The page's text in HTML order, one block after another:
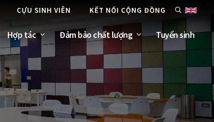
CỰU SINH VIÊN KẾT NỐI CỘNG ĐỒNG
Hợp tác Đảm bảo chất lượng Tuyển sinh